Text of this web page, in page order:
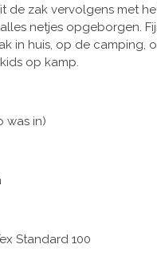
de zak vervolgens met
netjes opgeborgen.
in huis, op de camping,
op kamp.
was in)
Standard 100